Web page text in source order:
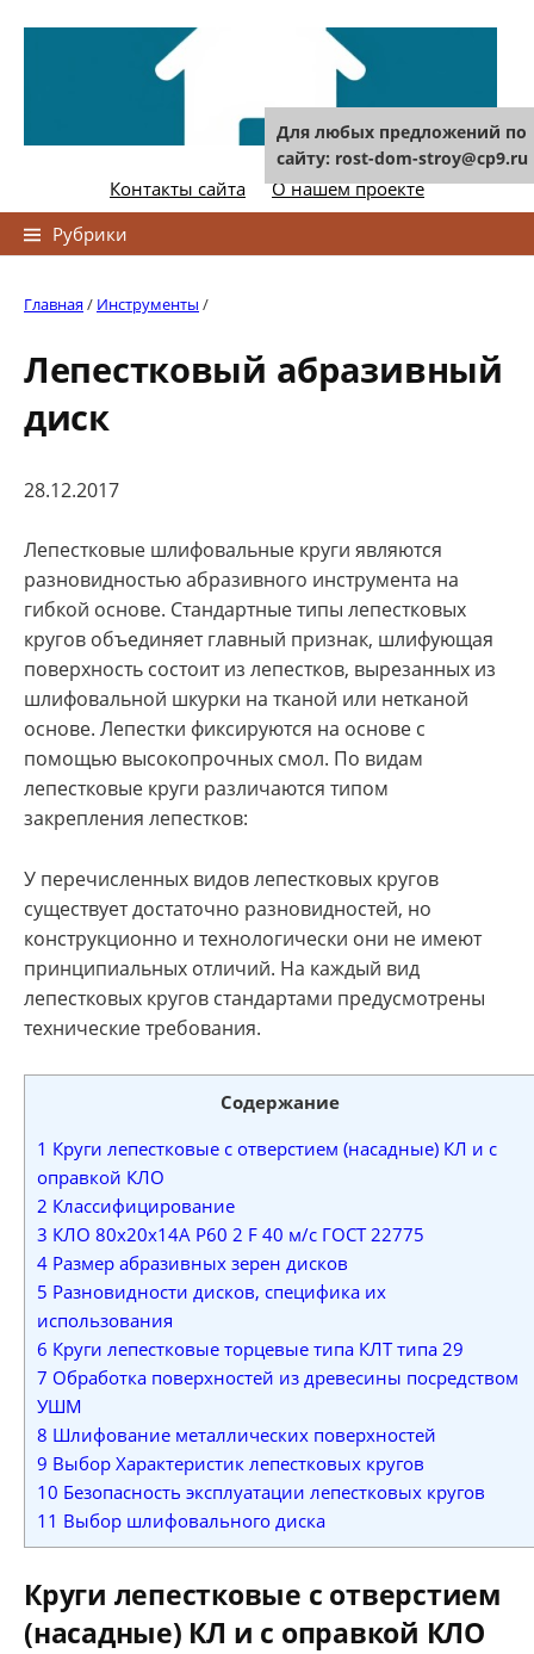
Контакты сайта
О нашем проекте
Рубрики
Главная/ Инструменты /
Лепестковый абразивный
диск
28.12.2017
Лепестковые шлифовальные круги являются
разновидностью абразивного инструмента на
гибкой основе. Стандартные типы лепестковых
кругов объединяет главный признак, шлифующая
поверхность состоит из лепестков, вырезанных из
шлифовальной шкурки на тканой или нетканой
основе. Лепестки фиксируются на основе с
помощью высокопрочных смол. По видам
лепестковые круги различаются типом
закрепления лепестков:
У перечисленных видов лепестковых кругов
существует достаточно разновидностей, но
конструкционно и технологически они не имеют
принципиальных отличий. На каждый вид
лепестковых кругов стандартами предусмотрены
технические требования.
Содержание
1 Круги лепестковые с отверстием (насадные) КЛ и с
оправкой КЛО
2 Классифицирование
3 КЛО 80х20х14А Р60 2 F 40 м/с ГОСТ 22775
4 Размер абразивных зерен дисков
5 Разновидности дисков, специфика их
использования
6 Круги лепестковые торцевые типа КЛТ типа 29
7 Обработка поверхностей из древесины посредством
УШМ
8 Шлифование металлических поверхностей
9 Выбор Характеристик лепестковых кругов
10 Безопасность эксплуатации лепестковых кругов
11 Выбор шлифовального диска
Круги лепестковые с отверстием
(насадные) КЛ и с оправкой КЛО
Для любых предложений по
сайту: rost-dom-stroy@cp9.ru